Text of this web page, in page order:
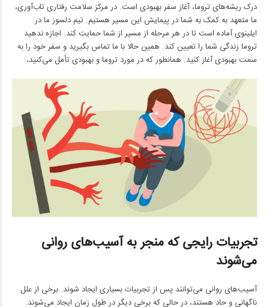
درک ریشه‌های تروما، آغاز سفر بهبودی است. در مرکز سلامت رفتاری تاب‌آوری،
ما متعهد به کمک به شما در پیمایش این مسیر هستیم. تیم دلسوز ما در
ایلینوی آماده است تا در هر مرحله از مسیر از شما حمایت کند. اجازه ندهید
تروما زندگی شما را تعیین کند. همین حالا با ما تماس بگیرید و سفر خود را به
سمت بهبودی آغاز کنید. همانطور که در مورد تروما و بهبودی تأمل می‌کنید،
تجربیات رایجی که منجر به آسیب‌های روانی
می‌شوند
آسیب‌های روانی می‌توانند پس از تجربیات بسیاری ایجاد شوند. برخی از علل
ناگهانی و حاد هستند، در حالی که برخی دیگر در طول زمان ایجاد می‌شوند.